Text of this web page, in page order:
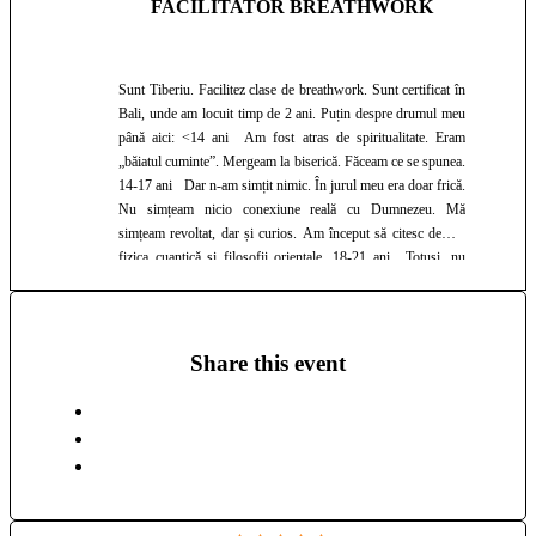
FACILITATOR BREATHWORK
Sunt Tiberiu. Facilitez clase de breathwork. Sunt certificat în
Bali, unde am locuit timp de 2 ani. Puțin despre drumul meu
până aici: <14 ani Am fost atras de spiritualitate. Eram
„băiatul cuminte”. Mergeam la biserică. Făceam ce se spunea.
14-17 ani Dar n-am simțit nimic. În jurul meu era doar frică.
Nu simțeam nicio conexiune reală cu Dumnezeu. Mă
simțeam revoltat, dar și curios. Am început să citesc despre
fizica cuantică și filosofii orientale. 18-21 ani Totuși, nu
am construit o platformă educațională care ajuta elevii să
Share this event